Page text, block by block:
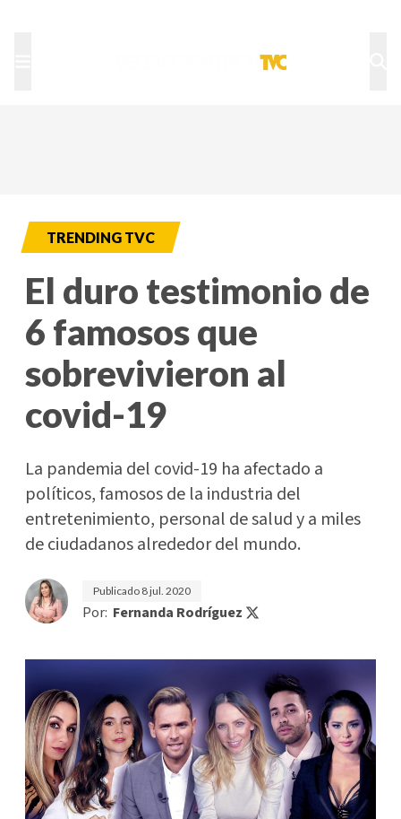
TRENDING TVC
El duro testimonio de
6 famosos que
sobrevivieron al
covid-19
La pandemia del covid-19 ha afectado a
políticos, famosos de la industria del
entretenimiento, personal de salud y a miles
de ciudadanos alrededor del mundo.
Publicado 8 jul. 2020
Por: Fernanda Rodríguez